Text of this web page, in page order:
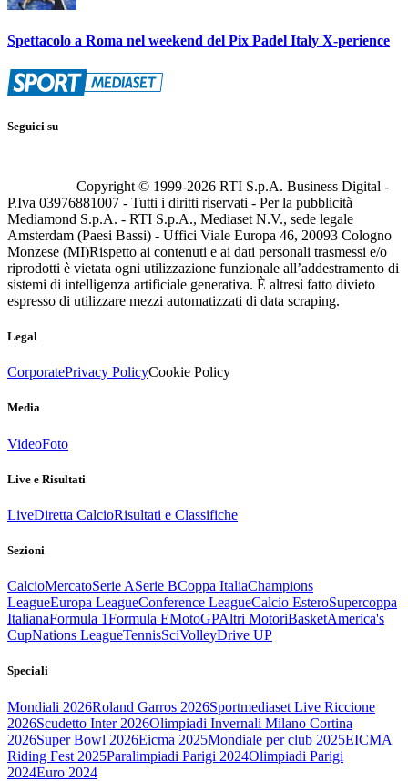
Spettacolo a Roma nel weekend del Pix Padel Italy X-perience
Seguici su
Copyright © 1999-2026 RTI S.p.A. Business Digital -
P.Iva 03976881007 - Tutti i diritti riservati - Per la pubblicità
Mediamond S.p.A. - RTI S.p.A., Mediaset N.V., sede legale
Amsterdam (Paesi Bassi) - Uffici Viale Europa 46, 20093 Cologno
Monzese (MI)Rispetto ai contenuti e ai dati personali trasmessi e/o
riprodotti è vietata ogni utilizzazione funzionale all’addestramento di
sistemi di intelligenza artificiale generativa. È altresì fatto divieto
espresso di utilizzare mezzi automatizzati di data scraping.
Legal
CorporatePrivacy PolicyCookie Policy
Media
VideoFoto
Live e Risultati
LiveDiretta CalcioRisultati e Classifiche
Sezioni
CalcioMercatoSerie ASerie BCoppa ItaliaChampions
LeagueEuropa LeagueConference LeagueCalcio EsteroSupercoppa
ItalianaFormula 1Formula EMotoGPAltri MotoriBasketAmerica's
CupNations LeagueTennisSciVolleyDrive UP
Speciali
Mondiali 2026Roland Garros 2026Sportmediaset Live Riccione
2026Scudetto Inter 2026Olimpiadi Invernali Milano Cortina
2026Super Bowl 2026Eicma 2025Mondiale per club 2025EICMA
Riding Fest 2025Paralimpiadi Parigi 2024Olimpiadi Parigi
2024Euro 2024